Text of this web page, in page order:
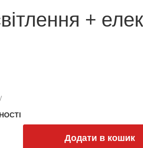
+
Додати в кошик